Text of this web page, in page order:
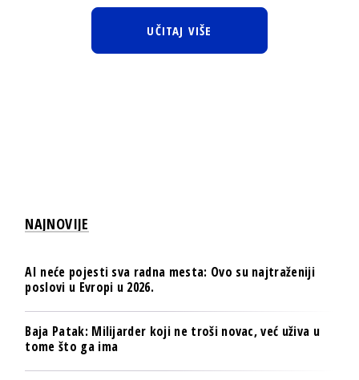
UČITAJ VIŠE
NAJNOVIJE
AI neće pojesti sva radna mesta: Ovo su najtraženiji
poslovi u Evropi u 2026.
Baja Patak: Milijarder koji ne troši novac, već uživa u
tome što ga ima